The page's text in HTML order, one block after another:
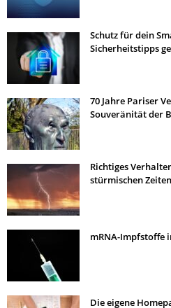
Schutz für dein
Sicherheitstipps
70 Jahre Pariser
Souveränität der
Richtiges
stürmischen Zeiten
mRNA-Impfstoffe
Die eigene